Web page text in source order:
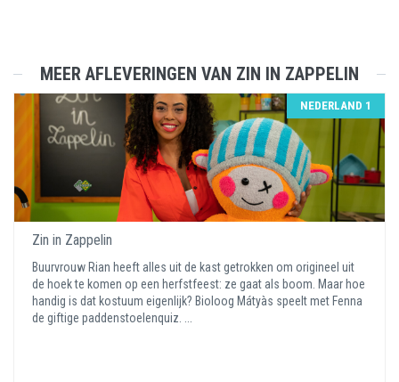
MEER AFLEVERINGEN VAN ZIN IN ZAPPELIN
NEDERLAND 1
Zin in Zappelin
Buurvrouw Rian heeft alles uit de kast getrokken om origineel uit
de hoek te komen op een herfstfeest: ze gaat als boom. Maar hoe
handig is dat kostuum eigenlijk? Bioloog Mátyàs speelt met Fenna
de giftige paddenstoelenquiz. ...